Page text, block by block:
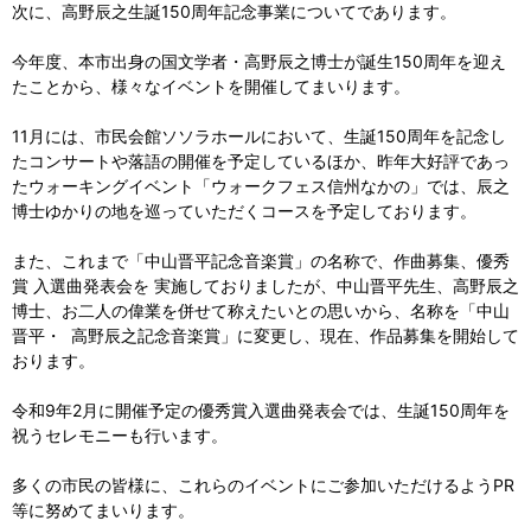
次に、高野辰之生誕150周年記念事業についてであります。
今年度、本市出身の国文学者・高野辰之博士が誕生150周年を迎え
たことから、様々なイベントを開催してまいります。
11月には、市民会館ソソラホールにおいて、生誕150周年を記念し
たコンサートや落語の開催を予定しているほか、昨年大好評であっ
たウォーキングイベント「ウォークフェス信州なかの」では、辰之
博士ゆかりの地を巡っていただくコースを予定しております。
また、これまで「中山晋平記念音楽賞」の名称で、作曲募集、優秀
賞 入選曲発表会を 実施しておりましたが、中山晋平先生、高野辰之
博士、お二人の偉業を併せて称えたいとの思いから、名称を「中山
晋平・ 高野辰之記念音楽賞」に変更し、現在、作品募集を開始して
おります。
令和9年2月に開催予定の優秀賞入選曲発表会では、生誕150周年を
祝うセレモニーも行います。
多くの市民の皆様に、これらのイベントにご参加いただけるようPR
等に努めてまいります。